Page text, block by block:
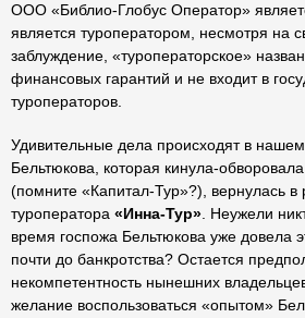
ООО «Библио-Глобус Оператор»
является туроператором, несмотря на
заблуждение, «туроператорское»
финансовых гарантий и не входит в
туроператоров.
Удивительные дела происходят в
Бельтюкова, которая кинула-
(помните «Капитал-Тур»?), вернулась в
туроператора «Инна-Тур» . Неужели
время госпожа Бельтюкова уже довела
почти до банкротства? Остается
некомпетентность нынешних
желание воспользоваться «опытом»